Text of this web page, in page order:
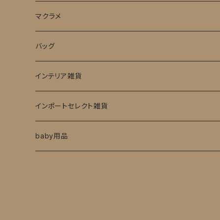
ピアス
ネックレス
アクセサリーケース
マクラメ
baby用品
バッグ
インテリア雑貨
インポートセレクト雑貨
baby用品